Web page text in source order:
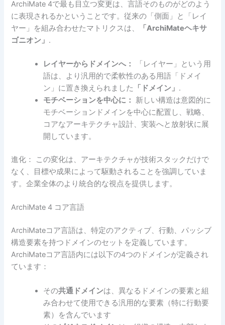
ArchiMate 4で最も目立つ変更は、言語そのものがどのよう
に表現されるかということです。従来の「側面」と「レイ
ヤー」を組み合わせたマトリクスは、
「ArchiMateヘキサ
ゴニオン」 .
レイヤーからドメインへ：
「レイヤー」という用
語は、より汎用的で柔軟性のある用語「ドメイ
ン」に置き換えられました
「ドメイン」 .
モチベーションを中心に：
新しい構造は意図的に
モチベーションドメインを中心に配置し、戦略、
コアなアーキテクチャ設計、実装へと放射状に展
開しています。
進化：
この変化は、アーキテクチャが技術スタックだけで
なく、目標や成果によって駆動されることを強調していま
す。企業全体のより統合的な視点を提供します。
ArchiMate 4 コア言語
ArchiMateコア言語は、特定のアクティブ、行動、パッシブ
構造要素を持つドメインのセットを定義しています。
ArchiMateコア言語内には以下の4つのドメインが定義され
ています：
その共通ドメインは、異なるドメインの要素と組
み合わせて使用できる汎用的な要素（特に行動要
素）を含んでいます